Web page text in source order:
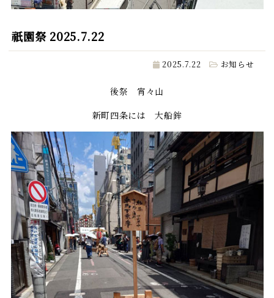
祇園祭 2025.7.22
2025.7.22 お知らせ
後祭 宵々山
新町四条には 大船鉾